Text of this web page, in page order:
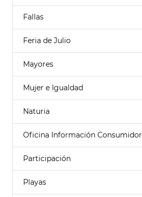
Fallas
Feria de Julio
Mayores
Mujer e Igualdad
Naturia
Oficina Información Consumidor
Participación
Playas